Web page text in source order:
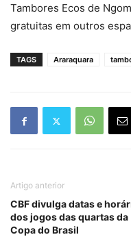
Tambores Ecos de
gratuitas em outros
TAGS Araraquara
Artigo anterior
CBF divulga datas e
dos jogos das quartas da
Copa do Brasil